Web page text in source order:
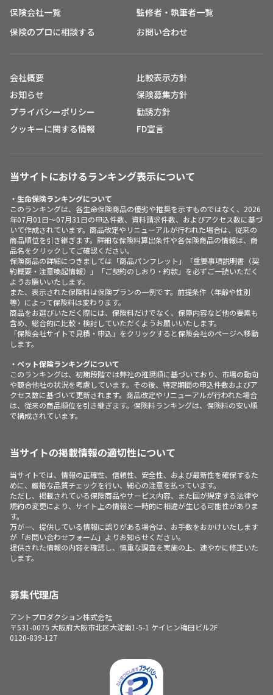
保険会社一覧
保険のプロに相談する
監修者・執筆者一覧
お問い合わせ
会社概要
お知らせ
プライバシーポリシー
クッキーに関する情報
比較表示方針
保険募集方針
勧誘方針
FD宣言
当サイトにおけるランキング表示について
・生命保険ランキングについて
このランキングは、各生命保険商品の優劣や推奨を示すものではなく、2026
年07月01日～07月31日の申込件数、資料請求件数、およびアクセス数に基づ
いて作成されています。商品改定やリニューアルが行われた場合は、従来の
商品順位を引き継ぎます。詳細な保険料算出条件や各保険商品の情報は、商
品名をクリックしてご確認ください。
保険商品の詳細につきましては「商品パンフレット」「重要事項説明書（契
約概要・注意喚起情報）」「ご契約のしおり・約款」を必ずご一読いただく
ようお願いいたします。
また、表示された保険料は保険プランの一例です。前提条件（年齢や性別
等）によって保険料は変わります。
商品をお選びいただく際には、保険料だけでなく、保障内容など他の要素も
含め、総合的に比較・検討していただくようお願いいたします。
「保険会社サイトで見積・申込」をクリックすると保険会社のページへ移動
します。
・ペット保険ランキングについて
このランキングは、初期段階では弊社の推奨順に基づいており、市場の動向
や競合他社の状況を考慮しています。その後、特定期間の申込件数およびア
クセス数に基づいて更新されます。商品改定やリニューアルが行われた場合
は、従来の商品順位を引き継ぎます。保険料ランキングは、保険料の安い順
で構成されています。
当サイトの掲載情報の適切性について
当サイトでは、情報の正確性、信頼性、安全性、および最新性を確保するた
めに、厳格な品質チェックを行い、細心の注意を払っています。
ただし、掲載されている保険商品やサービス内容、また国が規定する法律や
規約の変更により、サイト上の情報と一時的に相違が生じる可能性がありま
す。
万が一、提供している情報に誤りがある場合は、お手数をおかけいたします
が「お問い合わせフォーム」よりお知らせください。
提供された情報の内容を確認し、慎重な調査を実施の上、速やかに修正いた
します。
募集代理店
アントプロダクション株式会社
〒531-0075 大阪府大阪市北区大淀南1-5-1 ケイヒン梅田ビル2F
0120-839-127